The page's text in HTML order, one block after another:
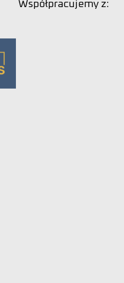
Współpracujemy z: